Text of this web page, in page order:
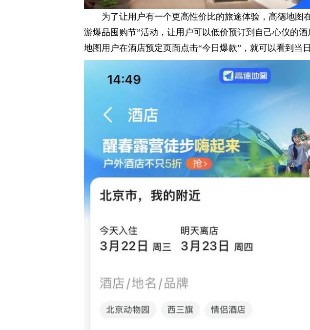
为了让用户有一个更高性价比的旅途体验，高德地图
游爆品囤购节”活动，让用户可以低价预订到自己心仪的
地图用户在酒店预定页面点击“今日爆款”，就可以看到当